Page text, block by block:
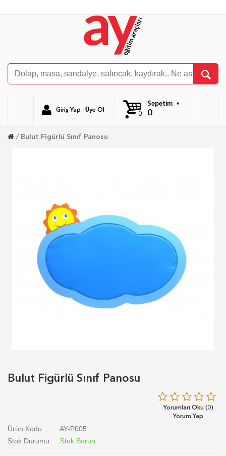
Giriş Yap Üye Ol
Sepetim
0
0
Bulut Figürlü Sınıf Panosu
Bulut Figürlü Sınıf Panosu
Yorumları Oku (0)
Yorum Yap
Ürün Kodu:
AY-P005
Stok Durumu:
Stok Sorun